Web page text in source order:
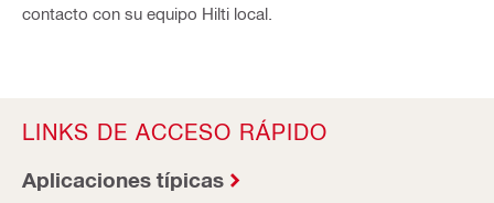
contacto con su equipo Hilti local.
LINKS DE ACCESO RÁPIDO
Aplicaciones típicas